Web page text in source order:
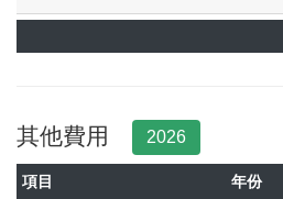
其他費用 2026
項目 年份